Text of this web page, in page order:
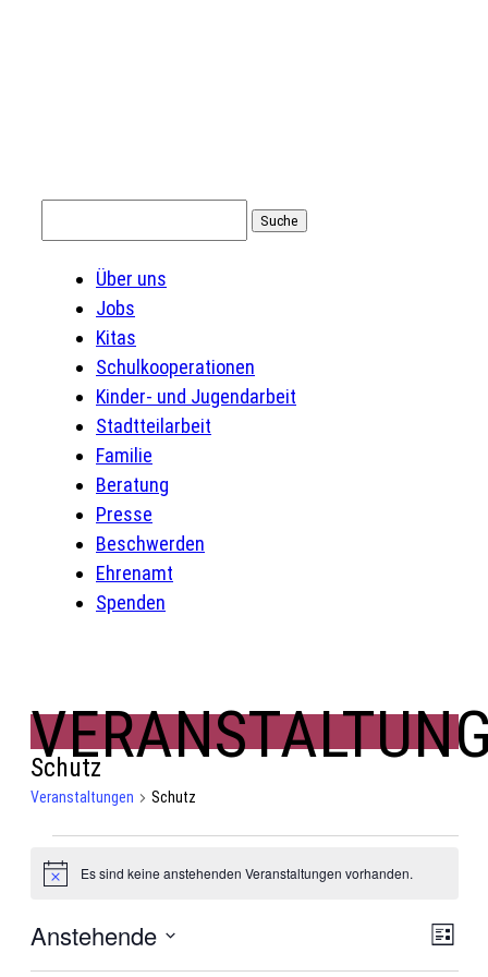
nach:
Über uns
Jobs
Kitas
Schulkooperationen
Kinder- und Jugendarbeit
Stadtteilarbeit
Familie
Beratung
Presse
Beschwerden
Ehrenamt
Spenden
Schutz
Veranstaltungen Schutz
HinweisEs sind keine anstehenden Veranstaltungen vorhanden.
Liste
Anstehende
Datum